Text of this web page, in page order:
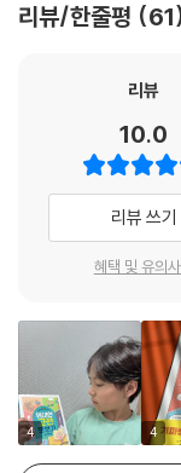
고전은 오랜 세월이 지
첫째, 고전 속에는 내
수를 앞에 두고 무엇
이런 경험들이 쌓이고
큰 사람으로 자라게 돼
둘째, 고전을 통해 수
라도, 나라가 달라도,
셋째, 고전 속 주인공
마주하는 것과 꿈을
동이 무엇인지, 옳은 일
이 생각하다 보면 어느
고전이 오랜 세월을 거
고전을 읽어야 하는 이
리뷰/한줄평 61
리뷰
10.0
리뷰 쓰기
혜택 및 유의
4 4